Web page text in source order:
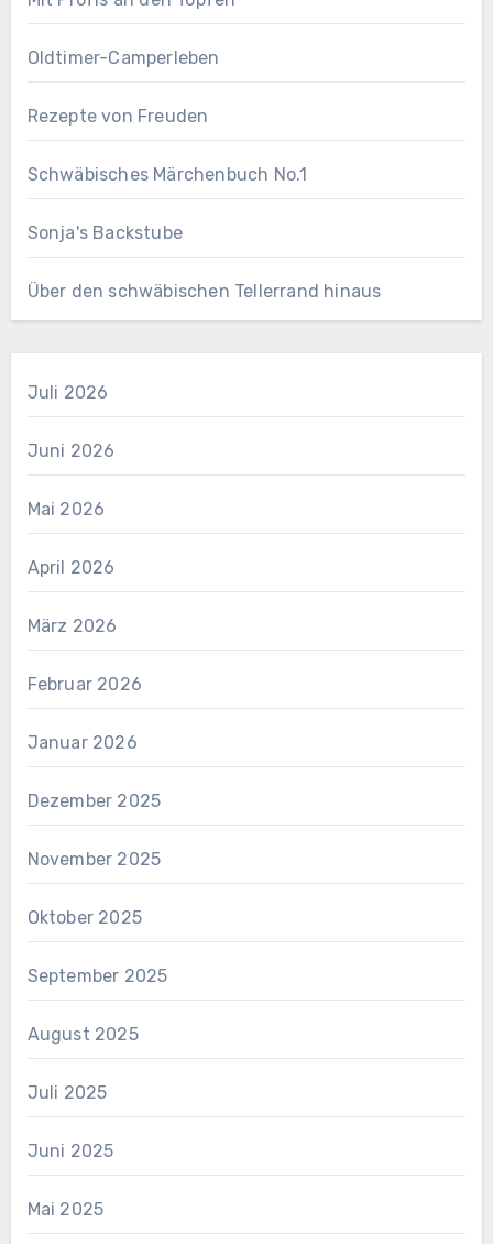
Oldtimer-Camperleben
Rezepte von Freuden
Schwäbisches Märchenbuch No.1
Sonja's Backstube
Über den schwäbischen Tellerrand hinaus
Juli 2026
Juni 2026
Mai 2026
April 2026
März 2026
Februar 2026
Januar 2026
Dezember 2025
November 2025
Oktober 2025
September 2025
August 2025
Juli 2025
Juni 2025
Mai 2025